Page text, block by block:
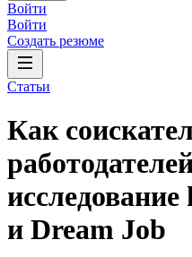
Войти
Войти
Создать резюме
Статьи
Как
и Dream Job